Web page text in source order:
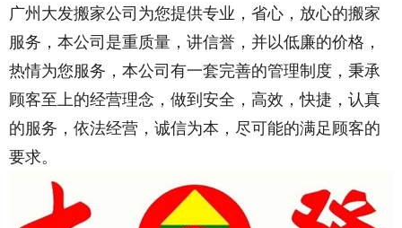
广州大发搬家公司为您提供专业，省心，放心的搬家
服务，本公司是重质量，讲信誉，并以低廉的价格，
热情为您服务，本公司有一套完善的管理制度，秉承
顾客至上的经营理念，做到安全，高效，快捷，认真
的服务，依法经营，诚信为本，尽可能的满足顾客的
要求。